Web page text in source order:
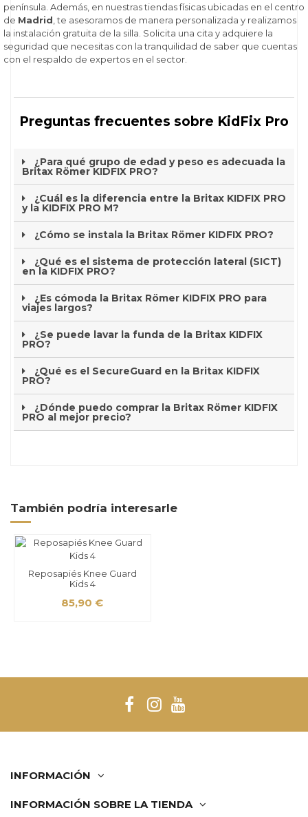
península. Además, en nuestras tiendas físicas ubicadas en el centro
de Madrid , te asesoramos de manera personalizada y realizamos
la instalación gratuita de la silla. Solicita una cita y adquiere la
seguridad que necesitas con la tranquilidad de saber que cuentas
con el respaldo de expertos en el sector.
Preguntas frecuentes sobre KidFix Pro
¿Para qué grupo de edad y peso es adecuada la
Britax Römer KIDFIX PRO?
¿Cuál es la diferencia entre la Britax KIDFIX PRO
y la KIDFIX PRO M?
¿Cómo se instala la Britax Römer KIDFIX PRO?
¿Qué es el sistema de protección lateral (SICT)
en la KIDFIX PRO?
¿Es cómoda la Britax Römer KIDFIX PRO para
viajes largos?
¿Se puede lavar la funda de la Britax KIDFIX
PRO?
¿Qué es el SecureGuard en la Britax KIDFIX
PRO?
¿Dónde puedo comprar la Britax Römer KIDFIX
PRO al mejor precio?
También podría interesarle
Reposapiés Knee Guard
Kids 4
85,90 €
INFORMACIÓN
INFORMACIÓN SOBRE LA TIENDA